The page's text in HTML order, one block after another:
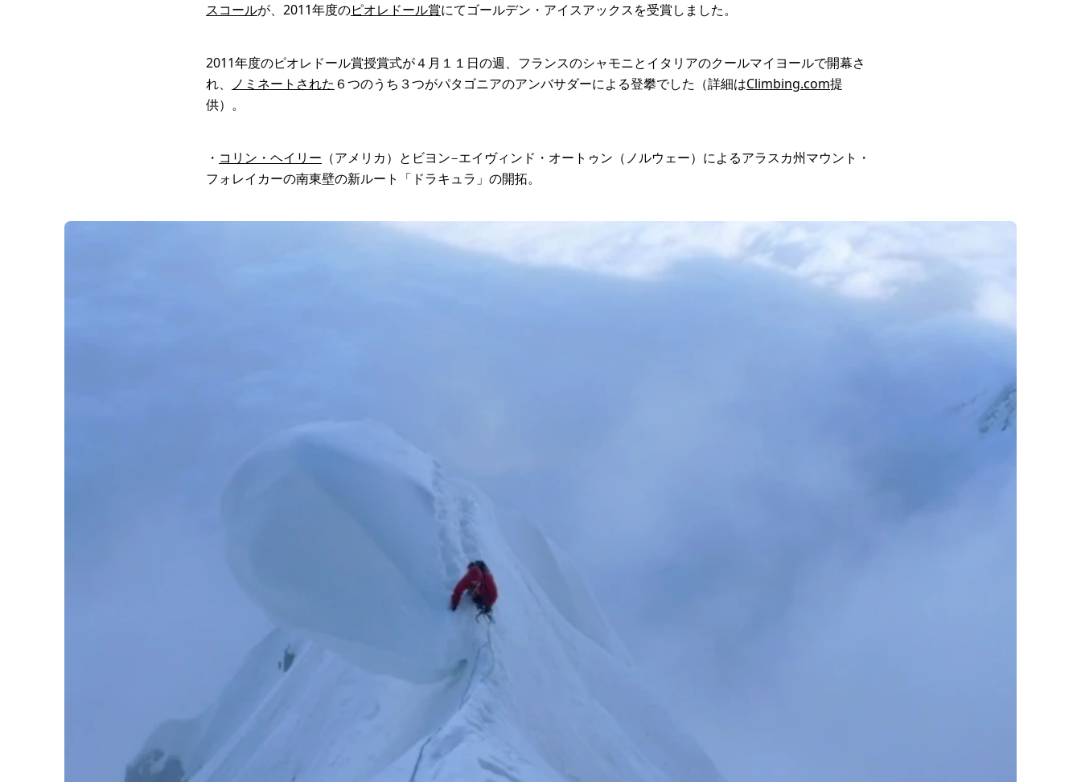
スコールが、2011年度のピオレドール賞にてゴールデン・アイスアックスを受賞しました。
2011年度のピオレドール賞授賞式が４月１１日の週、フランスのシャモニとイタリアのクールマイヨールで開幕さ
れ、 ノミネートされた ６つのうち３つがパタゴニアのアンバサダーによる登攀でした（詳細はClimbing.com提
供）。
・ コリン・ヘイリー （アメリカ）とビヨン−エイヴィンド・オートゥン（ノルウェー）によるアラスカ州マウント・
フォレイカーの南東壁の新ルート「ドラキュラ」の開拓。